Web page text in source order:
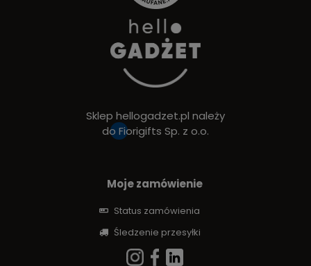
Sklep hellogadzet.pl należy
do Fiorigifts Sp. z o.o.
Moje zamówienie
Status zamówienia
Śledzenie przesyłki